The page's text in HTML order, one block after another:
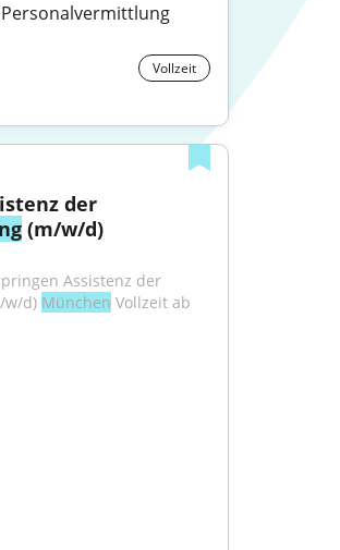
Personalvermittlung
Vollzeit
Wir suchen: Assistenz der
(m/w/d)
"...Zum Hauptinhalt springen Assistenz der
w/d) München Vollzeit ab